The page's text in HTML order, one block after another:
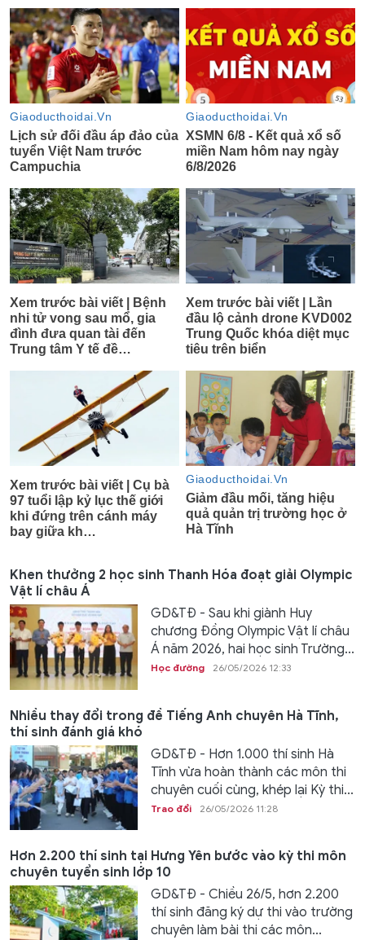
Khen thưởng 2 học sinh Thanh Hóa đoạt giải Olympic
Vật lí châu Á
GD&TĐ - Sau khi giành Huy
chương Đồng Olympic Vật lí châu
Á năm 2026, hai học sinh Trường...
Học đường 26/05/2026 12:33
Nhiều thay đổi trong đề Tiếng Anh chuyên Hà Tĩnh,
thí sinh đánh giá khó
GD&TĐ - Hơn 1.000 thí sinh Hà
Tĩnh vừa hoàn thành các môn thi
chuyên cuối cùng, khép lại Kỳ thi...
Trao đổi 26/05/2026 11:28
Hơn 2.200 thí sinh tại Hưng Yên bước vào kỳ thi môn
chuyên tuyển sinh lớp 10
GD&TĐ - Chiều 26/5, hơn 2.200
thí sinh đăng ký dự thi vào trường
chuyên làm bài thi các môn...